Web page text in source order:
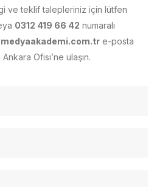
ve teklif talepleriniz için lütfen
0312 419 66 42 numaralı
e-posta
Ofisi’ne ulaşın.